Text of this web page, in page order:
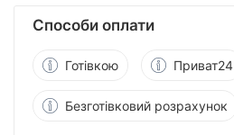
Способи оплати
Готівкою Приват24
Безготівковий розрахунок